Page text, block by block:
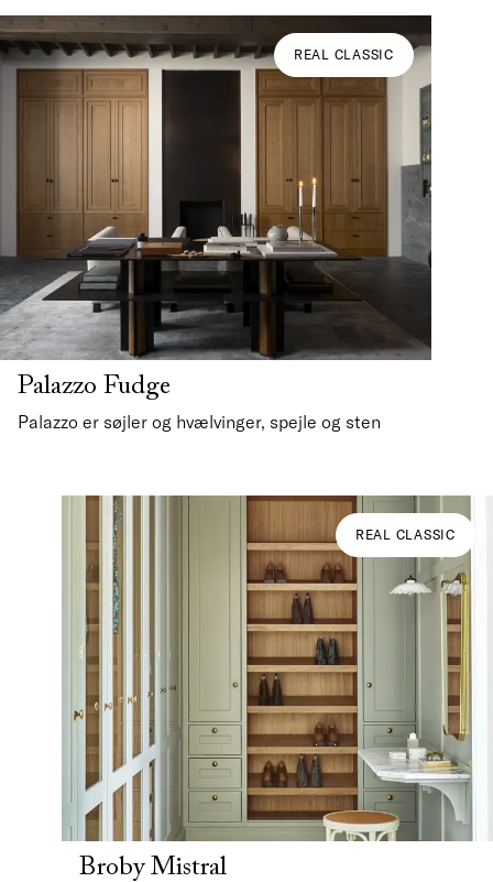
REAL CLASSIC
Palazzo Fudge
Palazzo er søjler og hvælvinger, spejle og sten
REAL CLASSIC
Broby Mistral